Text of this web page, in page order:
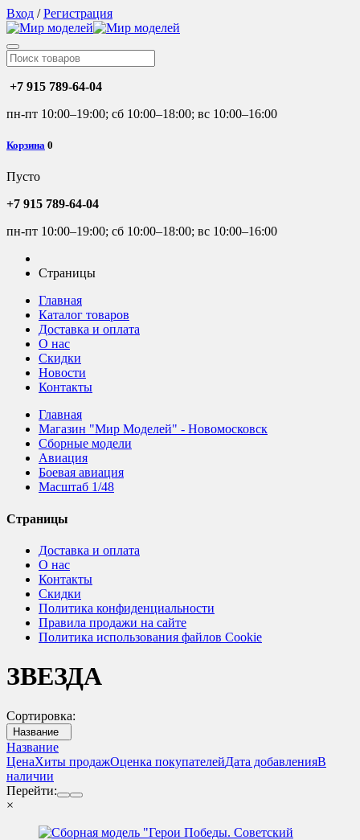
Вход /Регистрация
+7 915 789-64-04
пн-пт 10:00–19:00; сб 10:00–18:00; вс 10:00–16:00
Корзина 0
Пусто
+7 915 789-64-04
пн-пт 10:00–19:00; сб 10:00–18:00; вс 10:00–16:00
Страницы
Главная
Каталог товаров
Доставка и оплата
О нас
Скидки
Новости
Контакты
Главная
Магазин "Мир Моделей" - Новомосковск
Сборные модели
Авиация
Боевая авиация
Масштаб 1/48
Страницы
Доставка и оплата
О нас
Контакты
Скидки
Политика конфиденциальности
Правила продажи на сайте
Политика использования файлов Cookie
ЗВЕЗДА
Сортировка:
Название
Название
ЦенаХиты продажОценка покупателейДата добавленияВ
наличии
Перейти:
×